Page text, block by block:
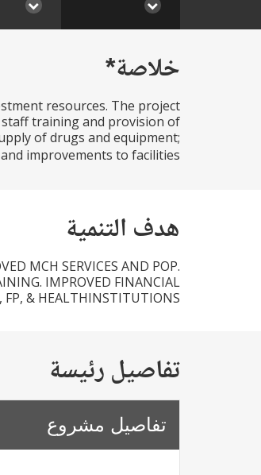
خلاصة*
resources. The project
training and provision of
of drugs and equipment;
improvements to facilities...
هدف التنمية
MCH SERVICES AND POP.
IMPROVED FINANCIAL
& HEALTHINSTITUTIONS.
تفاصيل رئيسة
تفاصيل مشروع